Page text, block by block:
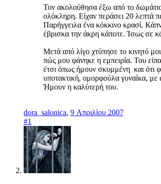
Τον ακολούθησα έξω από το
ολόκληρη. Είχαν περάσει 20 λεπτά
Παρήγγειλα ένα κόκκινο κρασί.
έβρισκα την άκρη κάποτε. Ίσως σε
Μετά από λίγο χτύπησε το κινητό
πώς μου φάνηκε η εμπειρία. Του
έτσι όπως ήμουν σκυμμένη και ότι
υποτακτική, ομορφούλα γυναίκα, με
Ήμουν η καλύτερή του.
dora_salonica, 9 Απριλίου 2007
#1